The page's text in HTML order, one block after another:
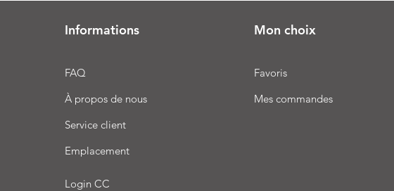
Informations
FAQ
À propos de nous
Service client
Emplacement
Login CC
Mon choix
Favoris
Mes commandes